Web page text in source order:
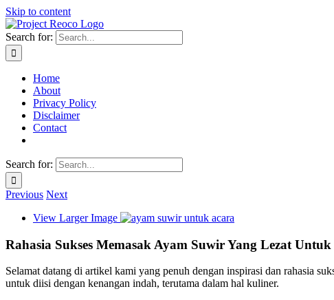
Skip to content
Search for:
Home
About
Privacy Policy
Disclaimer
Contact
Search for:
Previous Next
View Larger Image
Rahasia Sukses Memasak Ayam Suwir Yang Lezat
Selamat datang di artikel kami yang penuh dengan inspirasi dan rahasia
untuk diisi dengan kenangan indah, terutama dalam hal kuliner.